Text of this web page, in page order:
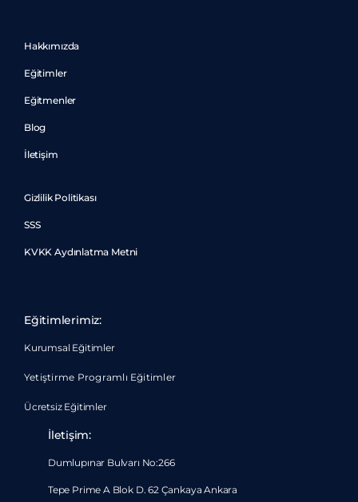
Hakkımızda
Eğitimler
Eğitmenler
Blog
İletişim
Gizlilik Politikası
SSS
KVKK Aydınlatma Metni
Eğitimlerimiz:
Kurumsal Eğitimler
Yetiştirme Programlı Eğitimler
Ücretsiz Eğitimler
İletişim:
Dumlupınar Bulvarı No:266
Tepe Prime A Blok D. 62 Çankaya Ankara